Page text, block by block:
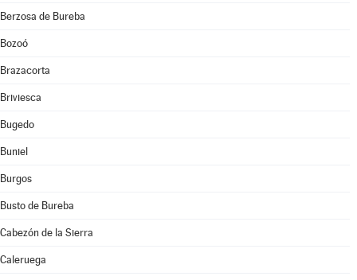
Berzosa de Bureba
Bozoó
Brazacorta
Briviesca
Bugedo
Buniel
Burgos
Busto de Bureba
Cabezón de la Sierra
Caleruega